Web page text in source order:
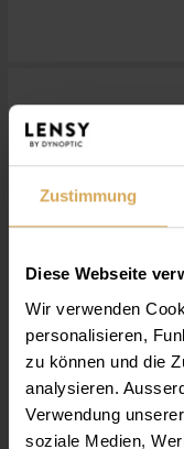
Zustimmung
Diese Webseite
Wir verwenden
personalisieren,
zu können und die
analysieren.
Verwendung
soziale Medien,
Lentilles de